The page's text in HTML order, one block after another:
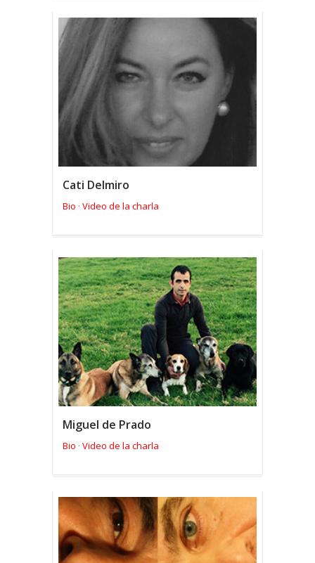
Cati Delmiro
Bio · Video de la charla
Miguel de Prado
Bio · Video de la charla